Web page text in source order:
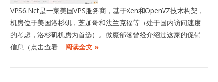
VPS6.Net是一家美国VPS服务商，基于Xen和OpenVZ技术构架，
机房位于美国洛杉矶，芝加哥和法兰克福等（处于国内访问速度
的考虑，洛杉矶机房为首选）。微魔部落曾经介绍过这家的促销
信息（点击查看… 阅读全文 »